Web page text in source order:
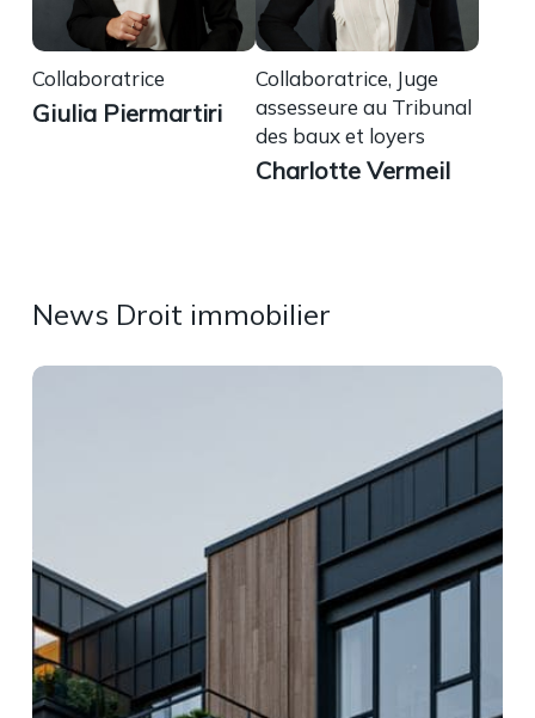
Collaboratrice
Giulia Piermartiri
Collaboratrice, Juge
assesseure au Tribunal
des baux et loyers
Charlotte Vermeil
News Droit immobilier